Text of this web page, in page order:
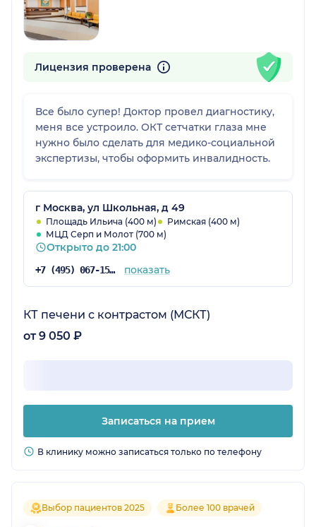
Лицензия проверена
Все было супер! Доктор провел диагностику,
меня все устроило. ОКТ сетчатки глаза мне
нужно было сделать для медико-социальной
экспертизы, чтобы оформить инвалидность.
г Москва, ул Школьная, д 49
Площадь Ильича (400 м)
Римская (400 м)
МЦД Серп и Молот (700 м)
Открыто до 21:00
+7 (495) 067-15-02 показать
КТ печени с контрастом (МСКТ)
от 9 050 ₽
Записаться на прием
В клинику можно записаться только по телефону
Выбор пациентов 2025 Более 100 врачей